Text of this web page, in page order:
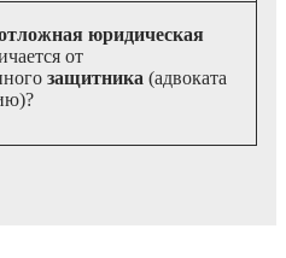
юридическая
от
защитника (адвоката